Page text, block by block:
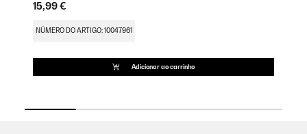
15,99 €
NÚMERO DO ARTIGO: 10047961
Adicionar ao carrinho